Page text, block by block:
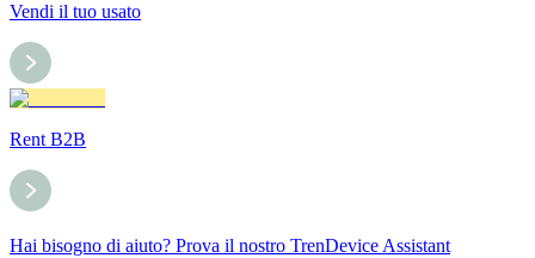
Vendi il tuo usato
Rent B2B
Hai bisogno di aiuto? Prova il nostro TrenDevice Assistant